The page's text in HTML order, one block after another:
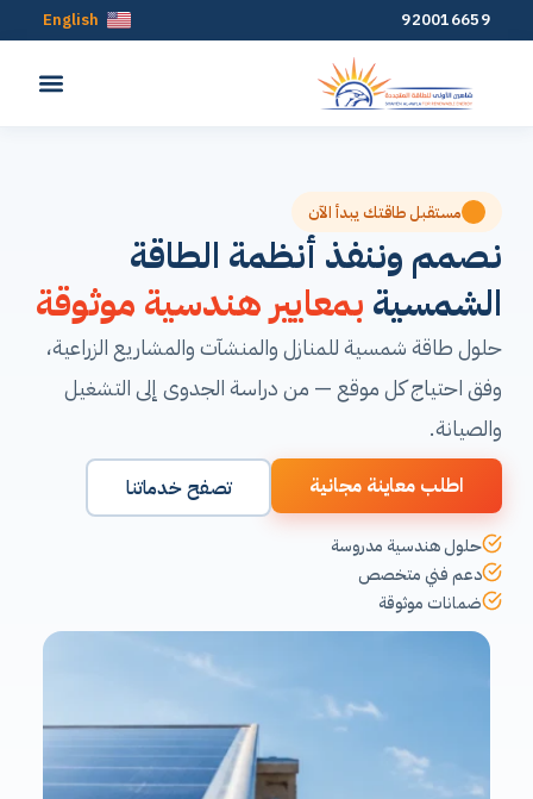
920016659
English
مستقبل طاقتك يبدأ الآن
نصمم وننفذ أنظمة الطاقة
الشمسية بمعايير هندسية موثوقة
حلول طاقة شمسية للمنازل والمنشآت والمشاريع الزراعية،
وفق احتياج كل موقع — من دراسة الجدوى إلى التشغيل
والصيانة.
اطلب معاينة مجانية تصفح خدماتنا
حلول هندسية مدروسة
دعم فني متخصص
ضمانات موثوقة